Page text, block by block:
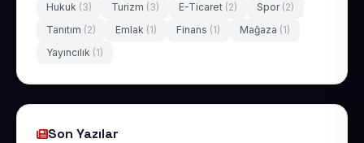
Hukuk (3) Turizm (3) E-Ticaret (2) Spor (2)
Tanıtım (2) Emlak (1) Finans (1) Mağaza (1)
Yayıncılık (1)
Son Yazılar